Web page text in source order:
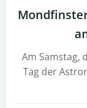
Am Samstag,
Tag der